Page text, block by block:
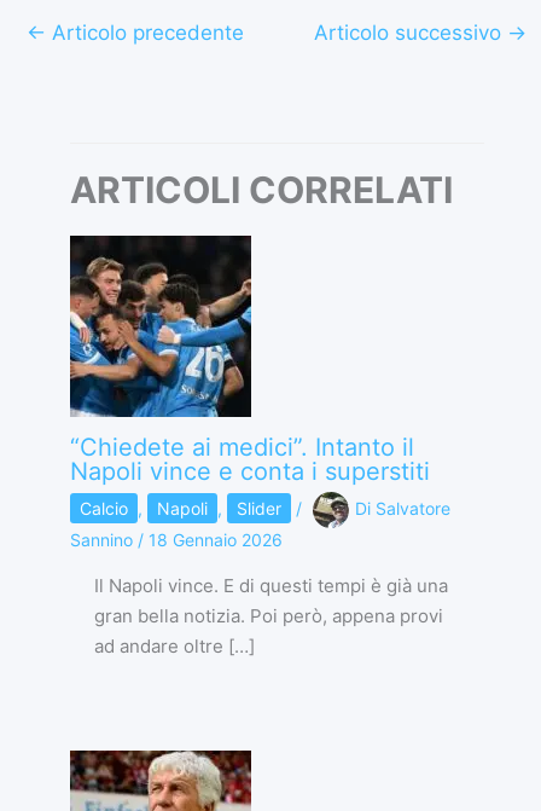
← Articolo precedente Articolo successivo →
ARTICOLI CORRELATI
“Chiedete ai medici”. Intanto il
Napoli vince e conta i superstiti
Calcio , Napoli , Slider / Di Salvatore
Sannino / 18 Gennaio 2026
Il Napoli vince. E di questi tempi è già una
gran bella notizia. Poi però, appena provi
ad andare oltre […]